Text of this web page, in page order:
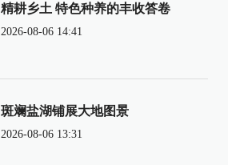
精耕乡土 特色种养的丰收答卷
2026-08-06 14:41
斑斓盐湖铺展大地图景
2026-08-06 13:31